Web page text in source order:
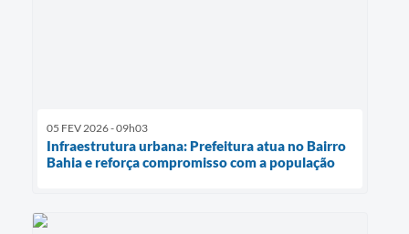
05 FEV 2026 - 09h03
Infraestrutura urbana: Prefeitura atua no Bairro
Bahia e reforça compromisso com a população